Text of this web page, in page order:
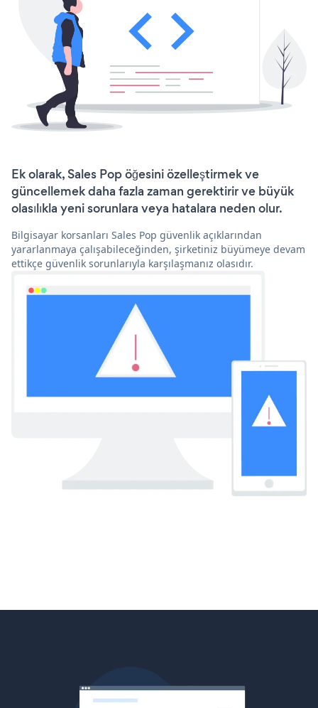
Ek olarak, Sales Pop öğesini özelleştirmek ve
güncellemek daha fazla zaman gerektirir ve büyük
olasılıkla yeni sorunlara veya hatalara neden olur.
Bilgisayar korsanları Sales Pop güvenlik açıklarından
yararlanmaya çalışabileceğinden, şirketiniz büyümeye devam
ettikçe güvenlik sorunlarıyla karşılaşmanız olasıdır.